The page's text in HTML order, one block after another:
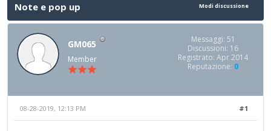
Modi discussione
Note e pop up
GM065
Member
Messaggi: 51
Discussioni: 16
Registrato: Apr 2014
Reputazione: 0
#1
08-28-2019, 12:13 PM